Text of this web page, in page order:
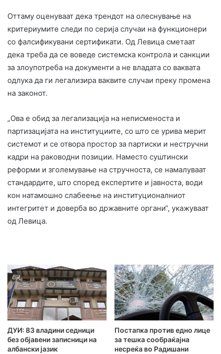
Оттаму оценуваат дека трендот на олеснување на
критериумите следи по серија случаи на функционери
со фалсификувани сертификати. Од Левица сметаат
дека треба да се воведе системска контрола и санкции
за злоупотреба на документи а не владата со ваквата
одлука да ги легализира ваквите случаи преку промена
на законот.
„Ова е обид за легализација на неписменоста и
партизацијата на институциите, со што се урива мерит
системот и се отвора простор за партиски и нестручни
кадри на раководни позиции. Наместо суштински
реформи и зголемување на стручноста, се намалуваат
стандардите, што според експертите и јавноста, води
кон натамошно слабеење на институционалниот
интегритет и доверба во државните органи“, укажуваат
од Левица.
ДУИ: 83 владини седници
без објавени записници на
албански јазик
Постапка против едно лице
за тешка сообраќајна
несреќа во Радишани